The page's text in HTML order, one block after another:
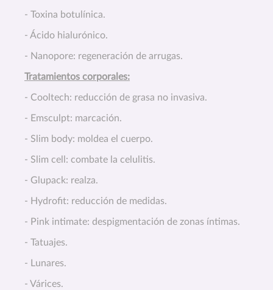
- Toxina botulínica.
- Ácido hialurónico.
- Nanopore: regeneración de arrugas.
Tratamientos corporales:
- Cooltech: reducción de grasa no invasiva.
- Emsculpt: marcación.
- Slim body: moldea el cuerpo.
- Slim cell: combate la celulitis.
- Glupack: realza.
- Hydrofit: reducción de medidas.
- Pink intimate: despigmentación de zonas íntimas.
- Tatuajes.
- Lunares.
- Várices.